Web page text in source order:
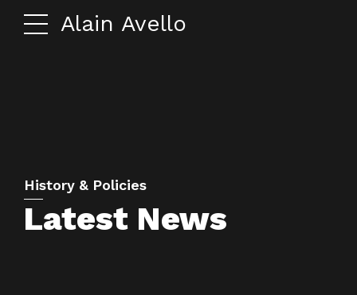
Alain Avello
History & Policies
Latest News